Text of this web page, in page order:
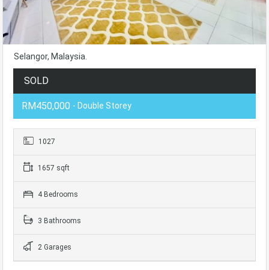
Selangor, Malaysia.
SOLD
RM450,000 - Double Storey
1027
1657 sqft
4 Bedrooms
3 Bathrooms
2 Garages